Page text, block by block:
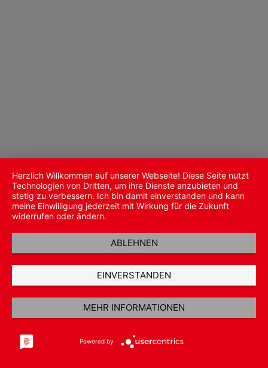
Herzlich Willkommen auf unserer Webseite! Diese Seite nutzt
Technologien von Dritten, um ihre Dienste anzubieten und
stetig zu verbessern. Ich bin damit einverstanden und kann
meine Einwilligung jederzeit mit Wirkung für die Zukunft
widerrufen oder ändern.
ABLEHNEN
EINVERSTANDEN
MEHR INFORMATIONEN
Powered by